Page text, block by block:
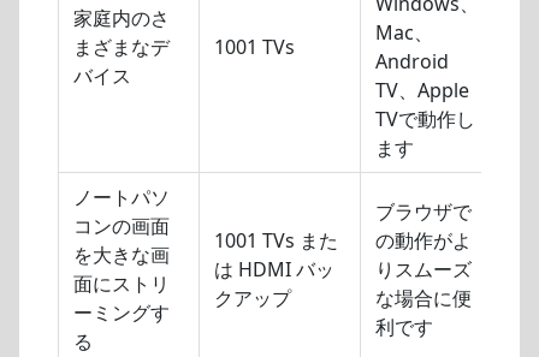
家庭内のさ
まざまなデ
バイス
1001 TVs
Mac、
Android
TV、Apple
TVで動作し
ます
ノートパソ
コンの画面
を大きな画
面にストリ
ーミングす
る
1001 TVs また
は HDMI バッ
クアップ
ブラウザで
の動作がよ
りスムーズ
な場合に便
利です